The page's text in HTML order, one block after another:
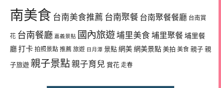
南美食 台南美食推薦 台南聚餐 台南聚餐餐廳 台南賞
花 台南餐廳 嘉義景點 國內旅遊埔里美食 埔里聚餐埔里餐
廳打卡 拍照景點 推薦 旅遊 日月潭 景點 網美網美景點 美拍 美食 親子 親
子旅遊 親子景點親子育兒 賞花 走春